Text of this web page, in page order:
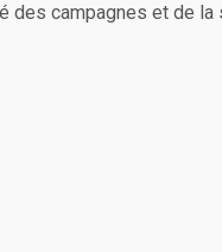
des campagnes et de la